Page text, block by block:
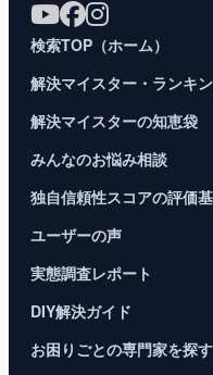
検索TOP（ホーム）
解決マイスター・ランキ
解決マイスターの知恵袋
みんなのお悩み相談
独自信頼性スコアの評価
ユーザーの声
実態調査レポート
DIY解決ガイド
お困りごとの専門家を探す